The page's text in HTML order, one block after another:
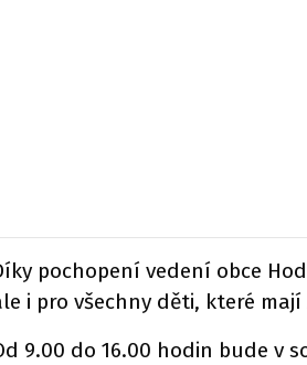
pochopení vedení obce
i pro všechny děti, které
9.00 do 16.00 hodin bude v